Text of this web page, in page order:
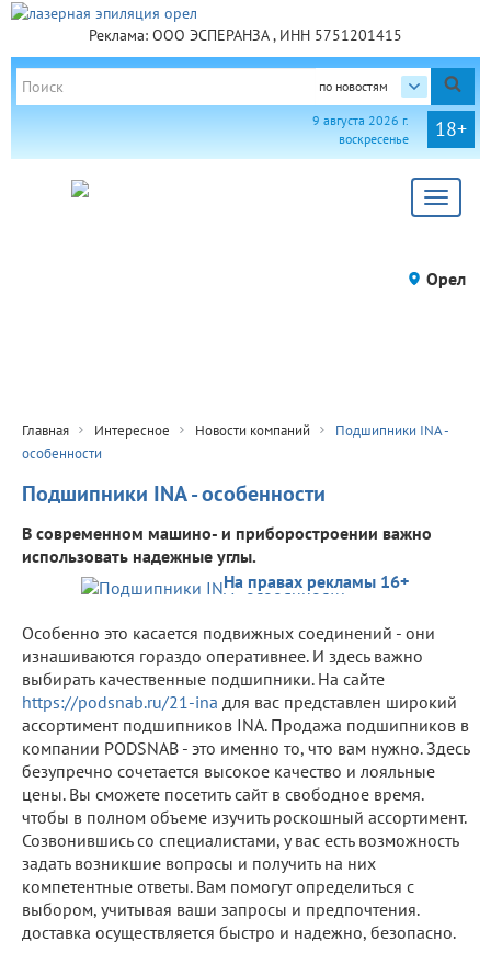
Реклама: ООО ЭСПЕРАНЗА , ИНН 5751201415
по новостям
18+
9 августа 2026 г.
воскресенье
Toggle
Орел
Главная Интересное Новости компаний
Подшипники INA -
особенности
Подшипники INA - особенности
В современном машино- и приборостроении важно
использовать надежные углы.
На правах рекламы 16+
Особенно это касается подвижных соединений - они
изнашиваются гораздо оперативнее. И здесь важно
выбирать качественные подшипники. На сайте
https://podsnab.ru/21-ina для вас представлен широкий
ассортимент подшипников INA. Продажа подшипников в
компании PODSNAB - это именно то, что вам нужно. Здесь
безупречно сочетается высокое качество и лояльные
цены. Вы сможете посетить сайт в свободное время.
чтобы в полном объеме изучить роскошный ассортимент.
Созвонившись со специалистами, у вас есть возможность
задать возникшие вопросы и получить на них
компетентные ответы. Вам помогут определиться с
выбором, учитывая ваши запросы и предпочтения.
доставка осуществляется быстро и надежно, безопасно.